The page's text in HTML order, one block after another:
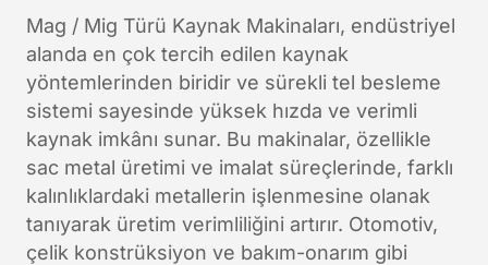
Mag / Mig Türü Kaynak Makinaları, endüstriyel
alanda en çok tercih edilen kaynak
yöntemlerinden biridir ve sürekli tel besleme
sistemi sayesinde yüksek hızda ve verimli
kaynak imkânı sunar. Bu makinalar, özellikle
sac metal üretimi ve imalat süreçlerinde, farklı
kalınlıklardaki metallerin işlenmesine olanak
tanıyarak üretim verimliliğini artırır. Otomotiv,
çelik konstrüksiyon ve bakım-onarım gibi